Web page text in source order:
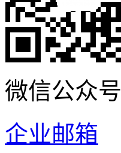
微信公众号
企业邮箱